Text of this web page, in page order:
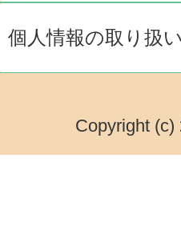
個人情報の取り扱い
Copyright